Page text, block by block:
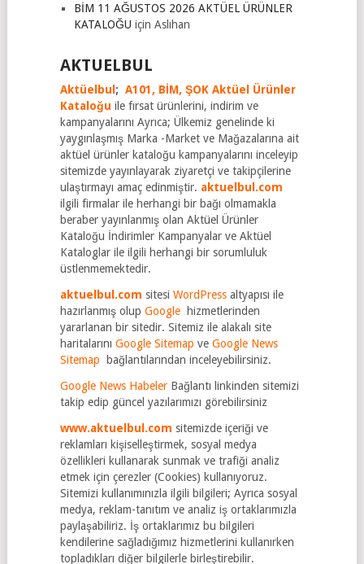
BİM 11 AĞUSTOS 2026 AKTÜEL ÜRÜNLER
KATALOĞU için Aslıhan
AKTUELBUL
Aktüelbul ; A101, BİM, ŞOK Aktüel Ürünler
Kataloğu ile fırsat ürünlerini, indirim ve
kampanyalarını Ayrıca; Ülkemiz genelinde ki
yaygınlaşmış Marka -Market ve Mağazalarına ait
aktüel ürünler kataloğu kampanyalarını inceleyip
sitemizde yayınlayarak ziyaretçi ve takipçilerine
ulaştırmayı amaç edinmiştir. aktuelbul.com
ilgili firmalar ile herhangi bir bağı olmamakla
beraber yayınlanmış olan Aktüel Ürünler
Kataloğu İndirimler Kampanyalar ve Aktüel
Kataloglar ile ilgili herhangi bir sorumluluk
üstlenmemektedir.
aktuelbul.com sitesi WordPressaltyapısı ile
hazırlanmış olup Googlehizmetlerinden
yararlanan bir sitedir. Sitemiz ile alakalı site
haritalarını Google Sitemap ve Google News
Sitemap
bağlantılarından inceleyebilirsiniz.
Google News Habeler Bağlantı linkinden sitemizi
takip edip güncel yazılarımızı görebilirsiniz
www.aktuelbul.com sitemizde içeriği ve
reklamları kişiselleştirmek, sosyal medya
özellikleri kullanarak sunmak ve trafiği analiz
etmek için çerezler (Cookies) kullanıyoruz.
Sitemizi kullanımınızla ilgili bilgileri; Ayrıca sosyal
medya, reklam-tanıtım ve analiz iş ortaklarımızla
paylaşabiliriz. İş ortaklarımız bu bilgileri
kendilerine sağladığımız hizmetlerini kullanırken
topladıkları diğer bilgilerle birleştirebilir.